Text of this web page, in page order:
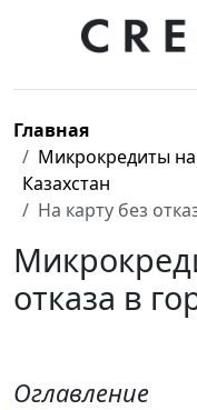
Главная
Микрокредиты на
Казахстан
На карту без
отказа в
Оглавление